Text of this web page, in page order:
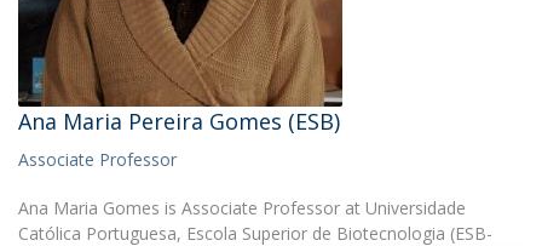
Ana Maria Pereira Gomes (ESB)
Associate Professor
Ana Maria Gomes is Associate Professor at Universidade
Católica Portuguesa, Escola Superior de Biotecnologia (ESB-